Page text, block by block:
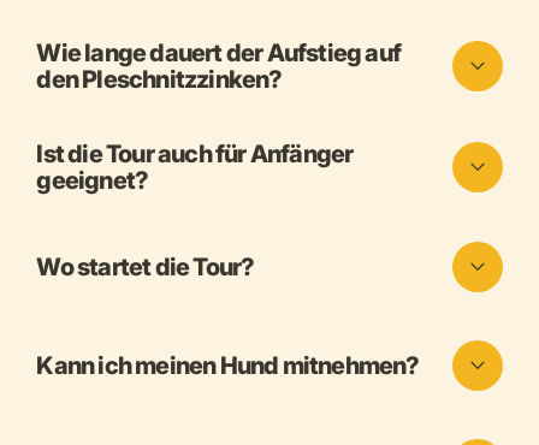
Wie lange dauert der Aufstieg auf
den Pleschnitzzinken?
Ist die Tour auch für Anfänger
geeignet?
Wo startet die Tour?
Kann ich meinen Hund mitnehmen?